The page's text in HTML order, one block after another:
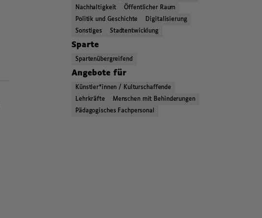
Nachhaltigkeit
Öffentlicher Raum
Politik und Geschichte
Digitalisierung
Sonstiges
Stadtentwicklung
,,Sparte,
Spartenübergreifend
Angebote für,
Künstler*innen / Kulturschaffende
Lehrkräfte
Menschen mit Behinderungen
Pädagogisches Fachpersonal